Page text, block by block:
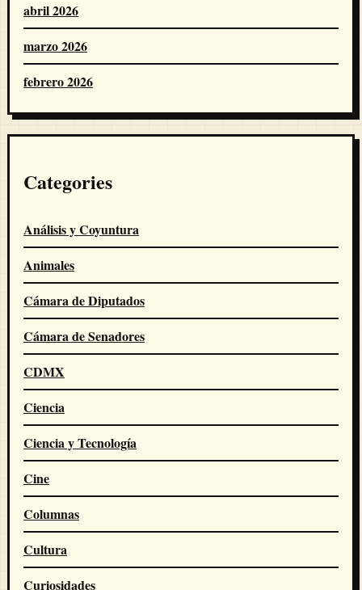
abril 2026
marzo 2026
febrero 2026
Categories
Análisis y Coyuntura
Animales
Cámara de Diputados
Cámara de Senadores
CDMX
Ciencia
Ciencia y Tecnología
Cine
Columnas
Cultura
Curiosidades